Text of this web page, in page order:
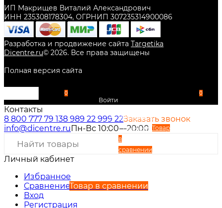
ИП Макрищев Виталий Александрович
ИНН 235308178304, ОГРНИП 307235314900086
Разработка и продвижение сайта Targetika
Dicentre.ru© 2026. Все права защищены
Полная версия сайта
0
Войти
Избранное
Сравнение Товар
в
сравнении
0
Контакты
8 800 777 79 138 989 22 999 22Заказать звонок
info@dicentre.ru Пн-Вс 10:00—20:00
Личный кабинет
Избранное
СравнениеТовар в сравнении
Вход
Регистрация